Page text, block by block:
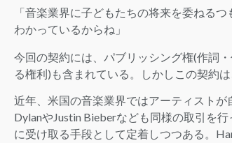
「音楽業界に子どもたちの将来を委ねる
わかっているからね」
今回の契約には、パブリッシング権(作詞
る権利)も含まれている。しかしこの契約
近年、米国の音楽業界ではアーティスト
DylanやJustin Bieberなども同様の取引を
に受け取る手段として定着しつつある。